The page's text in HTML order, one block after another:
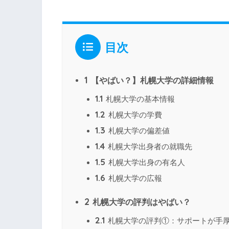
目次
1 【やばい？】札幌大学の詳細情報
1.1 札幌大学の基本情報
1.2 札幌大学の学費
1.3 札幌大学の偏差値
1.4 札幌大学出身者の就職先
1.5 札幌大学出身の有名人
1.6 札幌大学の広報
2 札幌大学の評判はやばい？
2.1 札幌大学の評判①：サポートが手